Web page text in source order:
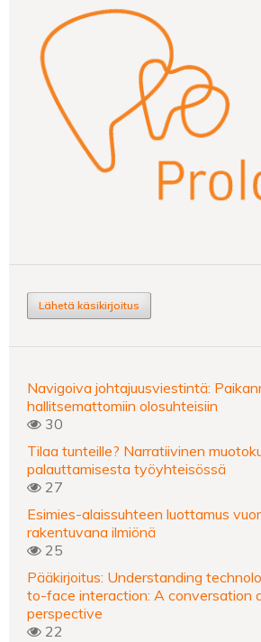
Lähetä käsikirjoitus
Navigoiva johtajuusviestintä:
hallitsemattomiin olosuhteisiin
30
Tilaa tunteille? Narratiivinen
palauttamisesta työyhteisössä
27
Esimies-alaissuhteen luottamus
rakentuvana ilmiönä
25
Pääkirjoitus: Understanding
to-face interaction: A conversation
perspective
22